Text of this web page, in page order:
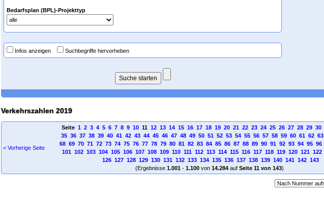
Bedarfsplan (BPL)-Projekttyp
Infos anzeigen Suchbegriffe hervorheben
Verkehrszahlen 2019
< Vorherige Seite
Seite 1 2 3 4 5 6 7 8 9 1011 12 13 14 15 16 17 18 19 20 21 22 23 24 25 26 27 28 29 30
35 36 37 38 39 40 41 42 43 44 45 46 47 48 49 50 51 52 53 54 55 56 57 58 59 60 61 62 63
68 69 70 71 72 73 74 75 76 77 78 79 80 81 82 83 84 85 86 87 88 89 90 91 92 93 94 95 96
101 102 103 104 105 106 107 108 109 110 111 112 113 114 115 116 117 118 119 120 121 122
126 127 128 129 130 131 132 133 134 135 136 137 138 139 140 141 142 143
(Ergebnisse 1.001 - 1.100 von 14.284 auf Seite 11 von 143)